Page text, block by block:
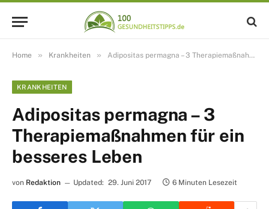
Home » Krankheiten » Adipositas permagna – 3 Therapiemaßnahmen für ein besseres Leben
KRANKHEITEN
Adipositas permagna – 3
Therapiemaßnahmen für ein
besseres Leben
von Redaktion Updated: 29. Juni 2017 6 Minuten Lesezeit